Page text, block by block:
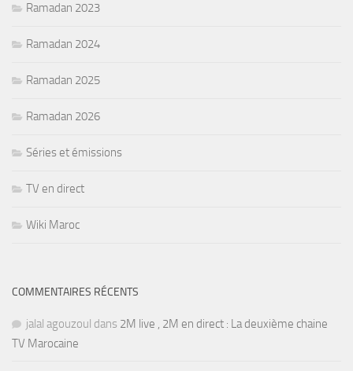
Ramadan 2023
Ramadan 2024
Ramadan 2025
Ramadan 2026
Séries et émissions
TV en direct
Wiki Maroc
COMMENTAIRES RÉCENTS
jalal agouzoul dans 2M live , 2M en direct : La deuxième chaine
TV Marocaine